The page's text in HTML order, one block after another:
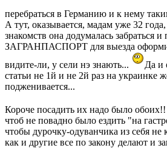
перебраться в Германию и к нему
А тут, оказывается, мадам уже 32
знакомств она додумалась забраться
ЗАГРАНПАСПОРТ для выезда
видите-ли, у сели нэ знають...
Да и
статьи не 1й и не 2й раз на украинке
подженивается...
Короче посадить их надо было обоих!!
чтоб не повадно было ездить "на
чтобы дурочку-одуванчика из себя не
как и другие все по закону делают и